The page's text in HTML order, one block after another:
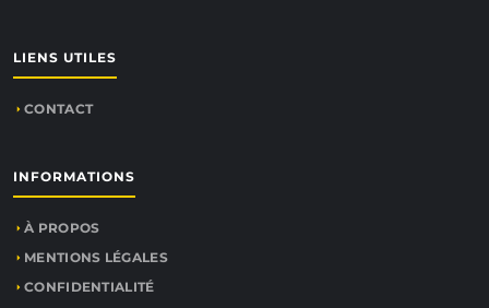
LIENS UTILES
CONTACT
INFORMATIONS
À PROPOS
MENTIONS LÉGALES
CONFIDENTIALITÉ